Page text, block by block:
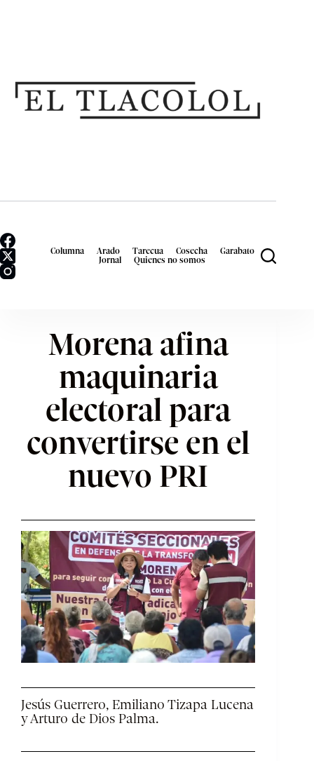
Columna Arado Tarecua Cosecha
Garabato
Jornal
Quienes no somos
Morena afina
maquinaria
electoral para
convertirse en el
nuevo PRI
Jesús Guerrero, Emiliano Tizapa Lucena
y Arturo de Dios Palma.